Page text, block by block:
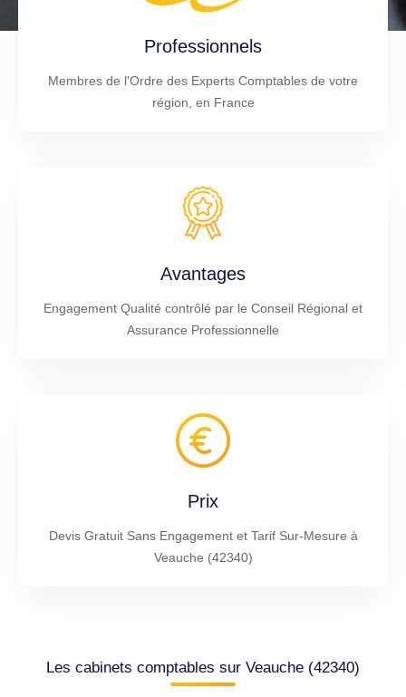
Professionnels
Membres de l'Ordre des Experts Comptables de votre
région, en France
Avantages
Engagement Qualité contrôlé par le Conseil Régional et
Assurance Professionnelle
Prix
Devis Gratuit Sans Engagement et Tarif Sur-Mesure à
Veauche (42340)
Les cabinets comptables sur Veauche (42340)